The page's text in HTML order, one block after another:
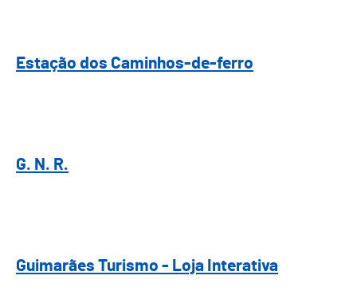
Estação dos Caminhos-de-ferro
G. N. R.
Guimarães Turismo - Loja Interativa